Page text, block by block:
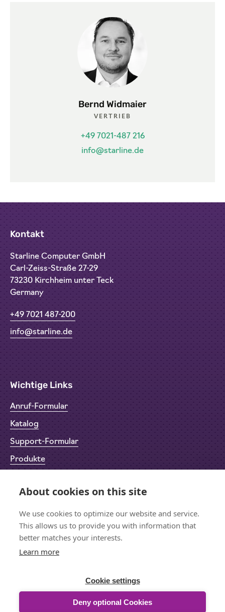
Bernd Widmaier
VERTRIEB
+49 7021-487 216
info@starline.de
Kontakt
Starline Computer GmbH
Carl-Zeiss-Straße 27-29
73230 Kirchheim unter Teck
Germany
+49 7021 487-200
info@starline.de
Wichtige Links
Anruf-Formular
Katalog
Support-Formular
Produkte
Datenschutz
Impressum
Bleiben wir in Kontakt
Für den Newsletter anmelden
About cookies on this site
We use cookies to optimize our website and service.
This allows us to provide you with information that
better matches your interests.
Learn more
Cookie settings
Deny optional Cookies